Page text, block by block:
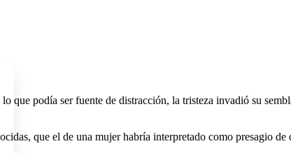
que podía ser fuente de distracción, la tristeza invadió su
que el de una mujer habría interpretado como presagio de